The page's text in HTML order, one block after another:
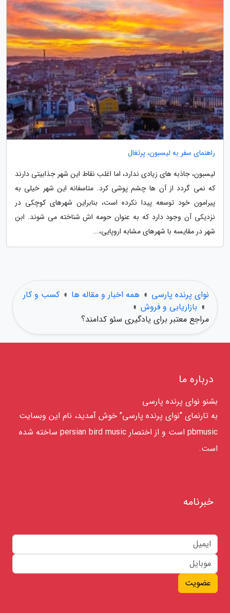
راهنمای سفر به لیسبون، پرتغال
لیسبون، جاذبه های زیادی ندارد، اما اغلب نقاط این شهر جذابیتی دارند
که نمی گردد از آن ها چشم پوشی کرد. متاسفانه این شهر خیلی به
پیرامون خود توسعه پیدا نکرده است، بنابراین شهرهای کوچکی در
نزدیکی آن وجود دارد که به عنوان حومه اش شناخته می شوند. ابن
شهر در مقایسه با شهرهای مشابه اروپایی،...
نوای پرنده پارسی » همه اخبار و مقاله ها » کسب و کار
» بازاریابی و فروش »
مراجع معتبر برای یادگیری سئو کدامند؟
درباره ما
بشنو نوای پرنده پارسی
به تارنمای "نوای پرنده پارسی" خوش آمدید، نام این وبسایت
pbmusic است و از اختصار persian bird music ساخته شده
است.
خبرنامه
عضویت